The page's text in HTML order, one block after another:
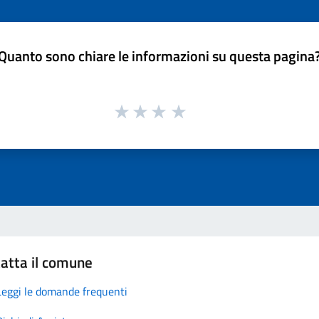
sono chiare le informazioni su questa
il comune
le domande frequenti